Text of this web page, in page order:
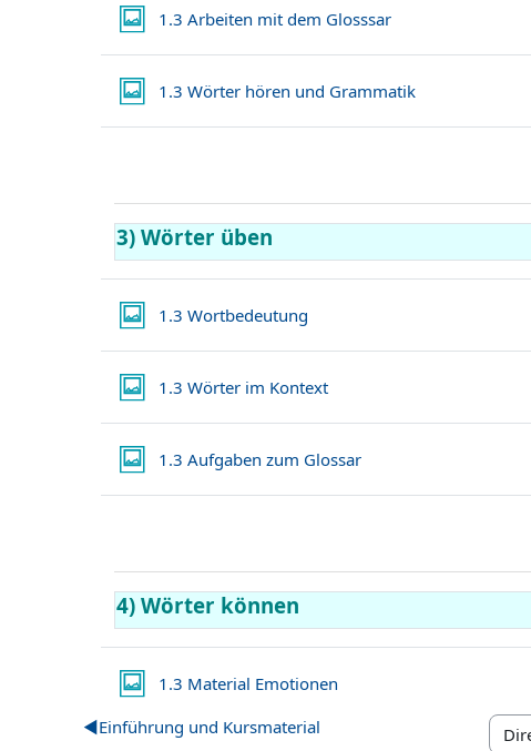
1.3 Arbeiten mit dem GlosssarLightbox Galerie
1.3 Wörter hören und GrammatikLightbox Galerie
3) Wörter üben
1.3 Wortbedeutung
1.3 Wörter im KontextLightbox Galerie
1.3 Aufgaben zum GlossarLightbox Galerie
4) Wörter können
1.3 Material Emotionen
◀︎Einführung und Kursmaterial